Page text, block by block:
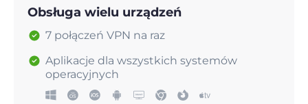
Obsługa wielu urządzeń
7 połączeń VPN na raz
Aplikacje dla wszystkich systemów
operacyjnych